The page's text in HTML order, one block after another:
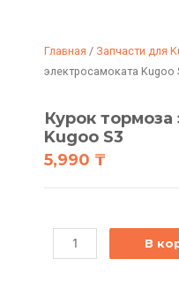
Главная / Запчасти для
электросамоката Kugoo
Курок тормоза
Kugoo S3
5,990 ₸
В